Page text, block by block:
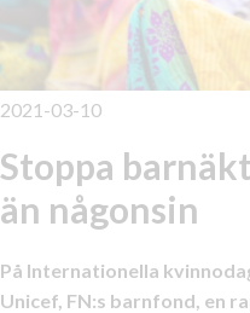
2021-03-10
Stoppa
än någonsin
På Internationella
Unicef, FN:s barnfond, en